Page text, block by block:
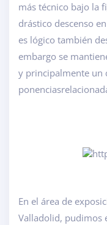
más técnico bajo la
drástico descenso
es lógico también
embargo se
y principalmente un
En el área de
Valladolid, pudimos